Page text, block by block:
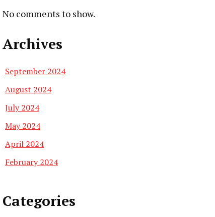
No comments to show.
Archives
September 2024
August 2024
July 2024
May 2024
April 2024
February 2024
Categories